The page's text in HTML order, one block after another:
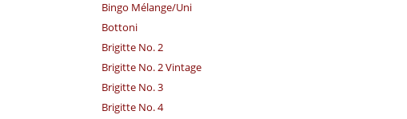
Bingo Mélange/​Uni
Bottoni
Brigitte No. 2
Brigitte No. 2 Vintage
Brigitte No. 3
Brigitte No. 4